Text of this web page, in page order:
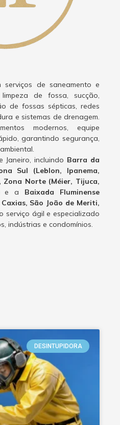
de saneamento e
de fossa, sucção,
de fossas sépticas, redes
e sistemas de drenagem.
modernos, equipe
garantindo segurança,
incluindo Barra da
Sul (Leblon, Ipanema,
Norte (Méier, Tijuca,
e a Baixada Fluminense
São João de Meriti,
serviço ágil e especializado
indústrias e condomínios.
DESINTUPIDORA